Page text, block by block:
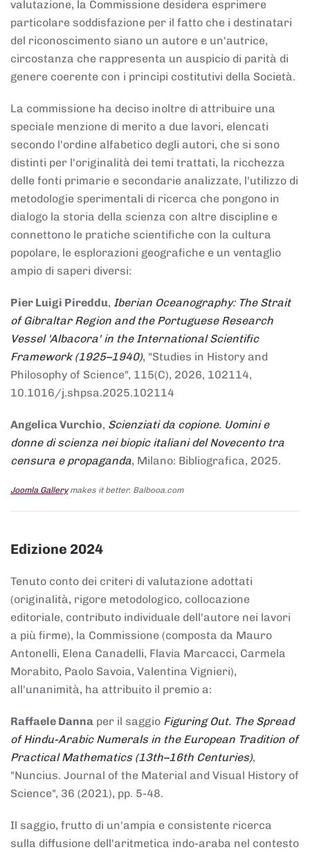
valutazione, la Commissione desidera esprimere
particolare soddisfazione per il fatto che i destinatari
del riconoscimento siano un autore e un'autrice,
circostanza che rappresenta un auspicio di parità di
genere coerente con i principi costitutivi della Società.
La commissione ha deciso inoltre di attribuire una
speciale menzione di merito a due lavori, elencati
secondo l'ordine alfabetico degli autori, che si sono
distinti per l'originalità dei temi trattati, la ricchezza
delle fonti primarie e secondarie analizzate, l'utilizzo di
metodologie sperimentali di ricerca che pongono in
dialogo la storia della scienza con altre discipline e
connettono le pratiche scientifiche con la cultura
popolare, le esplorazioni geografiche e un ventaglio
ampio di saperi diversi:
Pier Luigi Pireddu, Iberian Oceanography: The Strait
of Gibraltar Region and the Portuguese Research
Vessel 'Albacora' in the International Scientific
Framework (1925–1940), "Studies in History and
Philosophy of Science", 115(C), 2026, 102114,
10.1016/j.shpsa.2025.102114
Angelica Vurchio, Scienziati da copione. Uomini e
donne di scienza nei biopic italiani del Novecento tra
censura e propaganda, Milano: Bibliografica, 2025.
Joomla Gallerymakes it better. Balbooa.com
Edizione 2024
Tenuto conto dei criteri di valutazione adottati
(originalità, rigore metodologico, collocazione
editoriale, contributo individuale dell'autore nei lavori
a più firme), la Commissione (composta da Mauro
Antonelli, Elena Canadelli, Flavia Marcacci, Carmela
Morabito, Paolo Savoia, Valentina Vignieri),
all'unanimità, ha attribuito il premio a:
Raffaele Danna per il saggio Figuring Out. The Spread
of Hindu-Arabic Numerals in the European Tradition of
Practical Mathematics (13th–16th Centuries),
"Nuncius. Journal of the Material and Visual History of
Science", 36 (2021), pp. 5-48.
Il saggio, frutto di un'ampia e consistente ricerca
sulla diffusione dell'aritmetica indo-araba nel contesto